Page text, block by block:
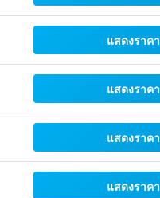
แสดงราคา
แสดงราคา
แสดงราคา
แสดงราคา